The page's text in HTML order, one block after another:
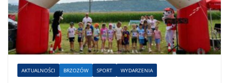
AKTUALNOŚCI BRZOZÓW SPORT WYDARZENIA